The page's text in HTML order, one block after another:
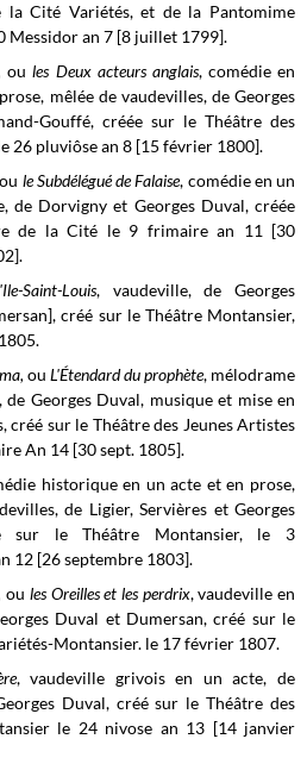
la Cité Variétés, et de la Pantomime
Messidor an 7 [8 juillet 1799].
ou les Deux acteurs anglais, comédie en
mêlée de vaudevilles, de Georges
Gouffé, créée sur le Théâtre des
26 pluviôse an 8 [15 février 1800].
ou le Subdélégué de Falaise, comédie en un
de Dorvigny et Georges Duval, créée
de la Cité le 9 frimaire an 11 [30
Saint-Louis, vaudeville, de Georges
créé sur le Théâtre Montansier,
ou L'Étendard du prophète, mélodrame
de Georges Duval, musique et mise en
créé sur le Théâtre des Jeunes Artistes
An 14 [30 sept. 1805].
historique en un acte et en prose,
de Ligier, Servières et Georges
sur le Théâtre Montansier, le 3
12 [26 septembre 1803].
ou les Oreilles et les perdrix, vaudeville en
Duval et Dumersan, créé sur le
Montansier. le 17 février 1807.
, vaudeville grivois en un acte, de
Duval, créé sur le Théâtre des
le 24 nivose an 13 [14 janvier